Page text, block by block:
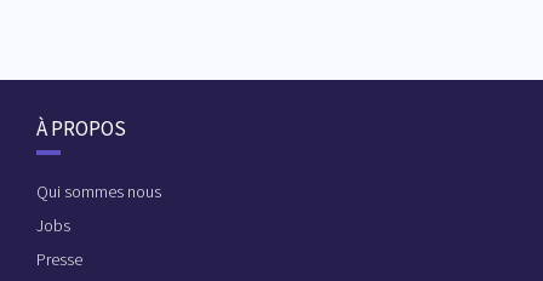
À PROPOS
Qui sommes nous
Jobs
Presse